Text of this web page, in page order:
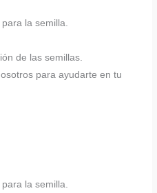
la semilla.
de las semillas.
para ayudarte en tu
la semilla.